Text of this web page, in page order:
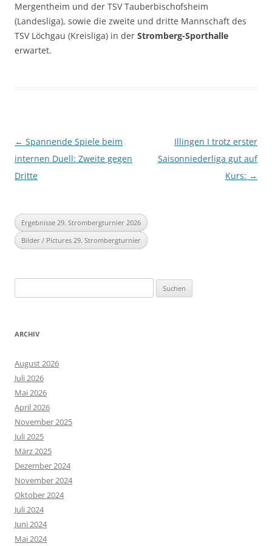
Mergentheim und der TSV Tauberbischofsheim
(Landesliga), sowie die zweite und dritte Mannschaft des
TSV Löchgau (Kreisliga) in der Stromberg-Sporthalle
erwartet.
Beitragsnavigation
← Spannende Spiele beim
internen Duell: Zweite gegen
Dritte
Illingen I trotz erster
Saisonniederliga gut auf
Kurs: →
Ergebnisse 29. Strombergturnier 2026
Bilder / Pictures 29. Strombergturnier
nach:
ARCHIV
August 2026
Juli 2026
Mai 2026
April 2026
November 2025
Juli 2025
März 2025
Dezember 2024
November 2024
Oktober 2024
Juli 2024
Juni 2024
Mai 2024